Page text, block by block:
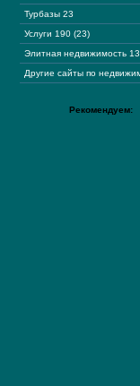
Турбазы 23
Услуги 190 (23)
Элитная недвижимость
Другие сайты по
Рекомендуем: